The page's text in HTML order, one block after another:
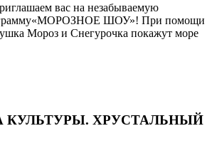
вас на незабываемую
ШОУ»! При помощи
Мороз и Снегурочка покажут море
КУЛЬТУРЫ. ХРУСТАЛЬНЫЙ